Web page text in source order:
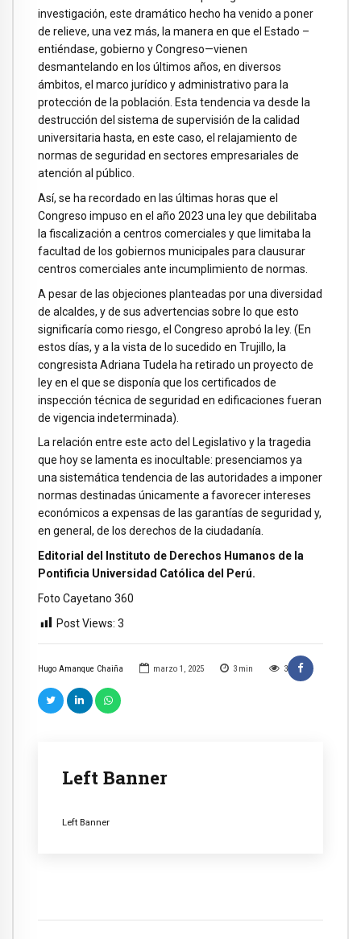
Hugo Amanque Chaiña marzo 1, 2025 3 min 3
Left Banner
Left Banner
investigación, este dramático hecho ha venido a poner
de relieve, una vez más, la manera en que el Estado –
entiéndase, gobierno y Congreso—vienen
desmantelando en los últimos años, en diversos
ámbitos, el marco jurídico y administrativo para la
protección de la población. Esta tendencia va desde la
destrucción del sistema de supervisión de la calidad
universitaria hasta, en este caso, el relajamiento de
normas de seguridad en sectores empresariales de
atención al público.
Así, se ha recordado en las últimas horas que el
Congreso impuso en el año 2023 una ley que debilitaba
la fiscalización a centros comerciales y que limitaba la
facultad de los gobiernos municipales para clausurar
centros comerciales ante incumplimiento de normas.
A pesar de las objeciones planteadas por una diversidad
de alcaldes, y de sus advertencias sobre lo que esto
significaría como riesgo, el Congreso aprobó la ley. (En
estos días, y a la vista de lo sucedido en Trujillo, la
congresista Adriana Tudela ha retirado un proyecto de
ley en el que se disponía que los certificados de
inspección técnica de seguridad en edificaciones fueran
de vigencia indeterminada).
La relación entre este acto del Legislativo y la tragedia
que hoy se lamenta es inocultable: presenciamos ya
una sistemática tendencia de las autoridades a imponer
normas destinadas únicamente a favorecer intereses
económicos a expensas de las garantías de seguridad y,
en general, de los derechos de la ciudadanía.
Editorial del Instituto de Derechos Humanos de la
Pontificia Universidad Católica del Perú.
Foto Cayetano 360
Post Views: 3